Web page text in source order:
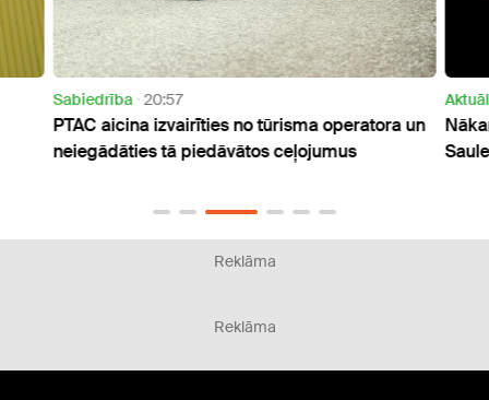
Sabiedrība 20:57
PTAC aicina izvairīties no tūrisma operatora un
neiegādāties tā piedāvātos ceļojumus
Reklāma
Reklāma